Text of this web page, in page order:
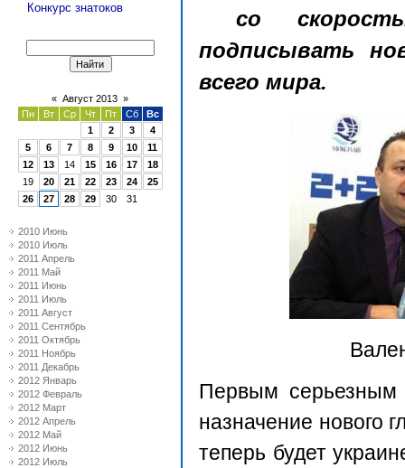
Конкурс знатоков
« Август 2013 »
Пн
Вт Ср Чт Пт Сб
Вс
1
2 3
4
5
6 7 8 9 10
11
12
13 14 15 16 17
18
19
20 21 22 23 24
25
26
27 28 29 30 31
2010 Июнь
2010 Июль
2011 Апрель
2011 Май
2011 Июнь
2011 Июль
2011 Август
2011 Сентябрь
2011 Октябрь
2011 Ноябрь
2011 Декабрь
2012 Январь
2012 Февраль
2012 Март
2012 Апрель
2012 Май
2012 Июнь
2012 Июль
со
подписывать
всего мира.
Первым серьезным
назначение нового
теперь будет